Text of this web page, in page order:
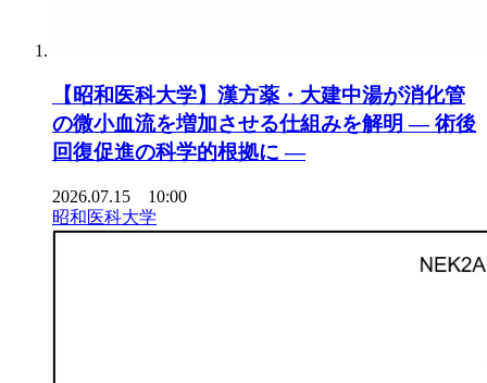
【昭和医科大学】漢方薬・大建中湯が消化管
の微小血流を増加させる仕組みを解明 ― 術後
回復促進の科学的根拠に ―
2026.07.15 10:00
昭和医科大学